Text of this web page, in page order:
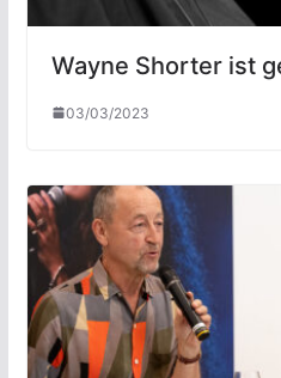
Wayne Shorter ist
03/03/2023